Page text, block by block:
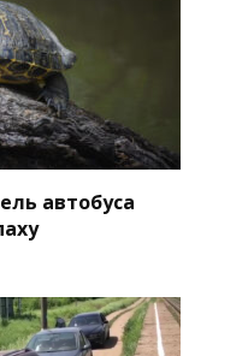
автобуса